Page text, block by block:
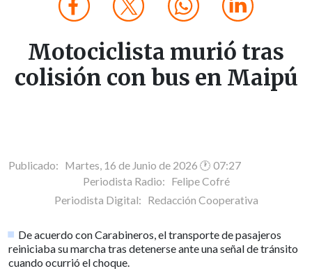
Motociclista murió tras
colisión con bus en Maipú
Publicado: Martes, 16 de Junio de 2026 🕐 07:27
Periodista Radio: Felipe Cofré
Periodista Digital: Redacción Cooperativa
De acuerdo con Carabineros, el transporte de pasajeros
reiniciaba su marcha tras detenerse ante una señal de tránsito
cuando ocurrió el choque.